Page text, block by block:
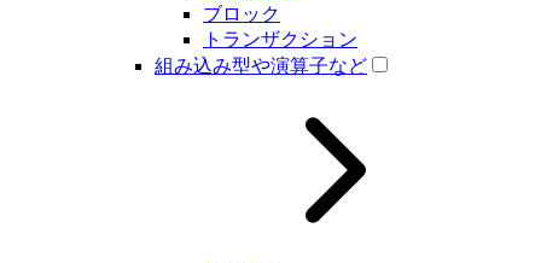
ブロック
トランザクション
組み込み型や演算子など